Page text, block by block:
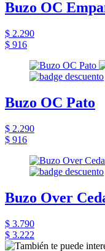
Buzo OC
$ 2.290
$ 916
Buzo OC Pato
$ 2.290
$ 916
Buzo Over
$ 3.790
$ 3.222